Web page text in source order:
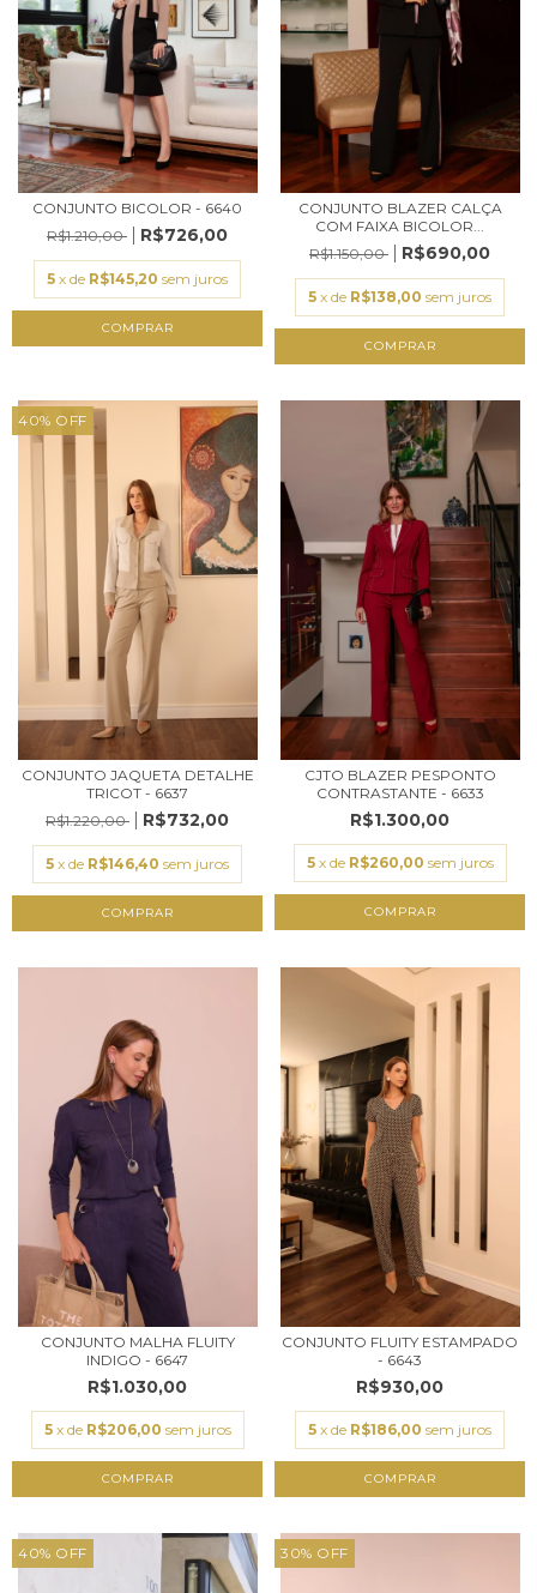
CONJUNTO BICOLOR - 6640
R$1.210,00
R$726,00
5 x de R$145,20 sem juros
COMPRAR
CONJUNTO BLAZER CALÇA
COM FAIXA BICOLOR...
R$1.150,00
R$690,00
5 x de R$138,00 sem juros
COMPRAR
40% OFF
CONJUNTO JAQUETA DETALHE
TRICOT - 6637
R$1.220,00
R$732,00
5 x de R$146,40 sem juros
COMPRAR
CJTO BLAZER PESPONTO
CONTRASTANTE - 6633
R$1.300,00
5 x de R$260,00 sem juros
COMPRAR
CONJUNTO MALHA FLUITY
INDIGO - 6647
R$1.030,00
5 x de R$206,00 sem juros
COMPRAR
CONJUNTO FLUITY ESTAMPADO
- 6643
R$930,00
5 x de R$186,00 sem juros
COMPRAR
40% OFF 30% OFF